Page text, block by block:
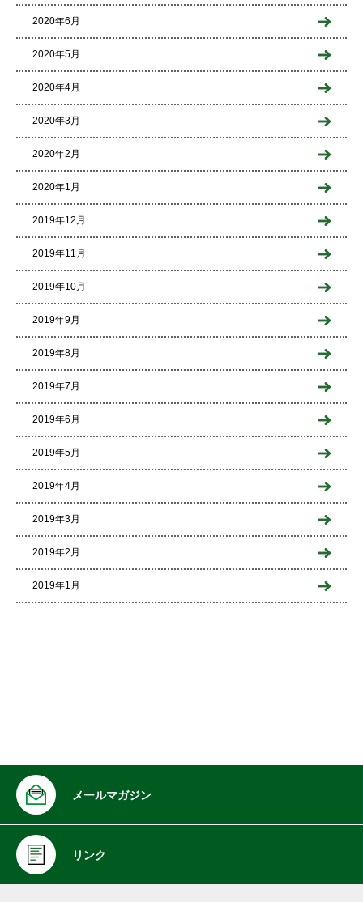
2020年6月
2020年5月
2020年4月
2020年3月
2020年2月
2020年1月
2019年12月
2019年11月
2019年10月
2019年9月
2019年8月
2019年7月
2019年6月
2019年5月
2019年4月
2019年3月
2019年2月
2019年1月
メールマガジン
リンク